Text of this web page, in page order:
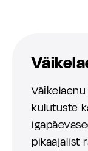
kulutuste
pikaajalist